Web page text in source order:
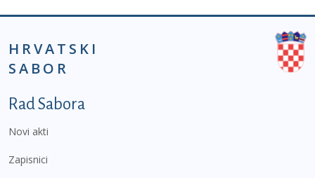
HRVATSKI
SABOR
Podnožje prvi izbornik
Rad Sabora
Novi akti
Zapisnici